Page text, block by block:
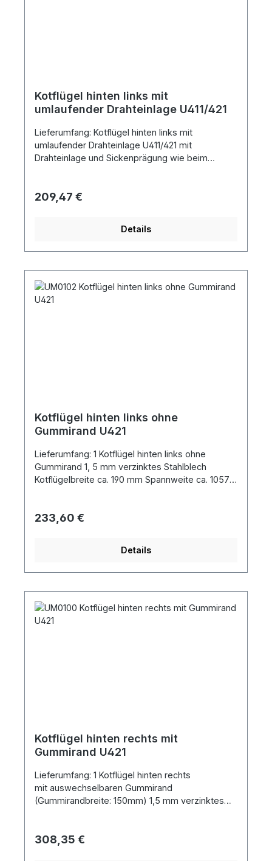
Kotflügel hinten links mit
umlaufender Drahteinlage U411/421
Lieferumfang: Kotflügel hinten links mit
umlaufender Drahteinlage U411/421 mit
Drahteinlage und Sickenprägung wie beim
Regulärer Preis:
209,47 €
Details
Kotflügel hinten links ohne
Gummirand U421
Lieferumfang: 1 Kotflügel hinten links ohne
Gummirand 1, 5 mm verzinktes Stahlblech
Kotflügelbreite ca. 190 mm Spannweite ca. 1057
Gummirand
Regulärer Preis:
233,60 €
Details
Kotflügel hinten rechts mit
Gummirand U421
Lieferumfang: 1 Kotflügel hinten rechts
mit auswechselbaren Gummirand
(Gummirandbreite: 150mm) 1,5 mm verzinktes
1425 mm
Regulärer Preis:
308,35 €